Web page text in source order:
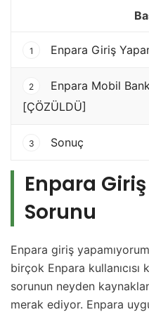
1 Enpara Giriş
2
Enpara Mobil
[ÇÖZÜLDÜ]
3 Sonuç
Enpara
Sorunu
Enpara giriş
birçok Enpara kullanıcısı
sorunun neyden
merak ediyor. Enpara